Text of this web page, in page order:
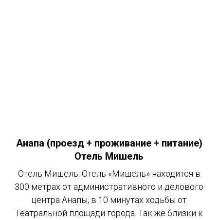
Анапа (проезд + проживание + питание)
Отель Мишель
Отель Мишель: Отель «Мишель» находится в
300 метрах от административного и делового
центра Анапы, в 10 минутах ходьбы от
Театральной площади города. Так же близки к